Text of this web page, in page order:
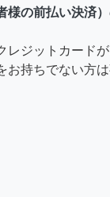
様の前払い決済
レジットカード
お持ちでない方